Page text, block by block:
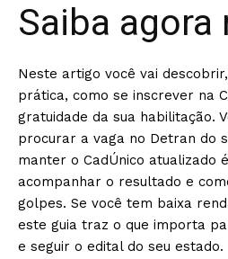
Saiba agora
Neste artigo você vai
prática, como se inscrever na
gratuidade da sua habilitação.
procurar a vaga no Detran do
manter o CadÚnico atualizado
acompanhar o resultado e
golpes. Se você tem baixa
este guia traz o que importa
e seguir o edital do seu estado.